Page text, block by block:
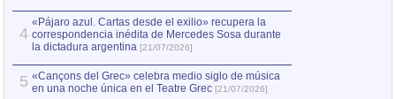
4
«Pájaro azul. Cartas desde el exilio» recupera la
correspondencia inédita de Mercedes Sosa durante
la dictadura argentina [21/07/2026]
5 «Cançons del Grec» celebra medio siglo de música
en una noche única en el Teatre Grec [21/07/2026]